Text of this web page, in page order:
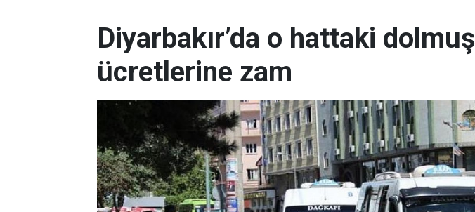
Diyarbakır’da o hattaki dolmuş
ücretlerine zam